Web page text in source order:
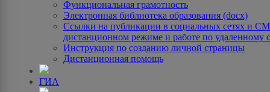
Функциональная грамотность
Электронная библиотека образования (docx)
Ссылки на публикации в социальных сетях и
дистанционном режиме и работе по удаленному
Инструкция по созданию личной страницы
Дистанционная помощь
ГИА